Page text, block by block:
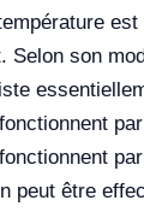
Selon son
peut être